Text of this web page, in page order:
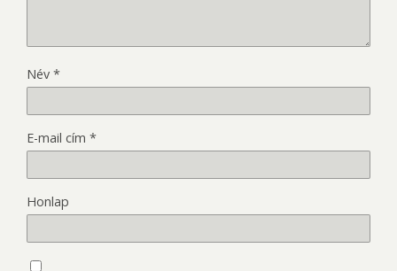
Név *
E-mail cím *
Honlap